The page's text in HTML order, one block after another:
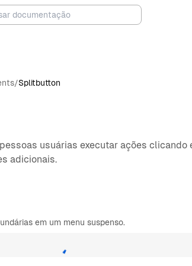
/Splitbutton
usuárias executar ações clicando
adicionais.
em um menu suspenso.